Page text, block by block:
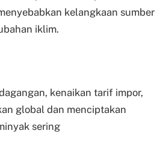
kelangkaan sumber
iklim.
kenaikan tarif impor,
global dan menciptakan
sering